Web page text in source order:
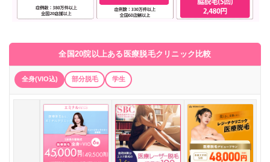
全国20院以上ある医療脱毛クリニック比較
全身(VIO込) 部分脱毛 学生